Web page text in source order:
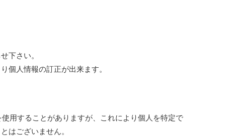
下さい。
個人情報の訂正が出来ます。
用することがありますが、これにより個人を特定で
はございません。